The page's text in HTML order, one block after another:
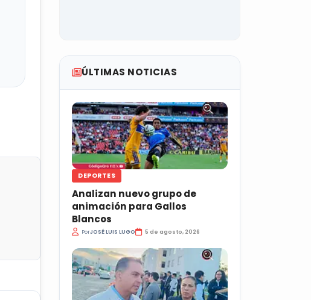
ÚLTIMAS NOTICIAS
DEPORTES
Analizan nuevo grupo de
animación para Gallos
Blancos
PorJOSÉ LUIS LUGO 5 de agosto, 2026